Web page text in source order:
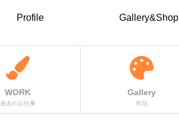
Profile Gallery&Shop
WORK
過去のお仕事
Gallery
作品